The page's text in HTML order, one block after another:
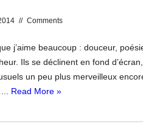
// Comments
j’aime beaucoup : douceur,
Ils se déclinent en fond
un peu plus merveilleux
Read More »